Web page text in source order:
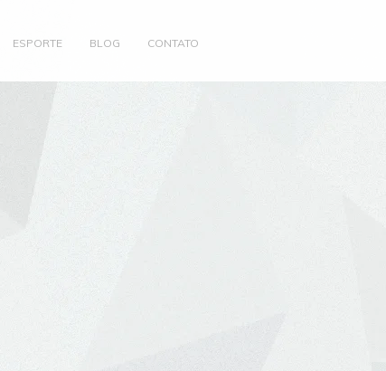
ESPORTE BLOG CONTATO